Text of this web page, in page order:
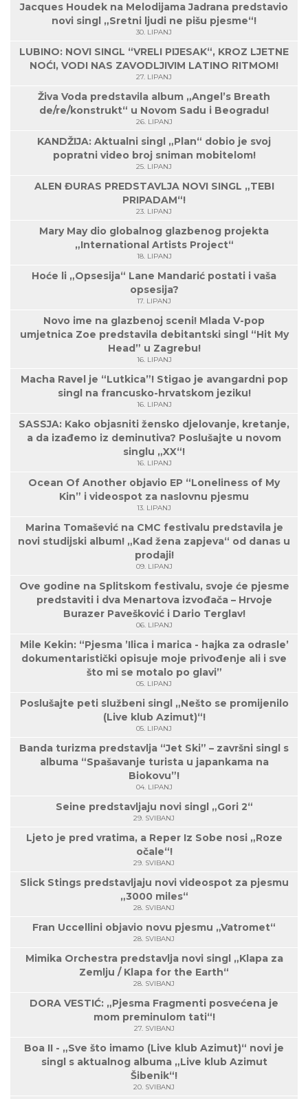
Jacques Houdek na Melodijama Jadrana predstavio
novi singl „Sretni ljudi ne pišu pjesme“!
30. LIPANJ
LUBINO: NOVI SINGL “VRELI PIJESAK“, KROZ LJETNE
NOĆI, VODI NAS ZAVODLJIVIM LATINO RITMOM!
27. LIPANJ
Živa Voda predstavila album „Angel’s Breath
de/re/konstrukt“ u Novom Sadu i Beogradu!
26. LIPANJ
KANDŽIJA: Aktualni singl „Plan“ dobio je svoj
popratni video broj sniman mobitelom!
25. LIPANJ
ALEN ĐURAS PREDSTAVLJA NOVI SINGL „TEBI
PRIPADAM“!
23. LIPANJ
Mary May dio globalnog glazbenog projekta
„International Artists Project“
18. LIPANJ
Hoće li „Opsesija“ Lane Mandarić postati i vaša
opsesija?
17. LIPANJ
Novo ime na glazbenoj sceni! Mlada V-pop
umjetnica Zoe predstavila debitantski singl “Hit My
Head” u Zagrebu!
16. LIPANJ
Macha Ravel je “Lutkica”! Stigao je avangardni pop
singl na francusko-hrvatskom jeziku!
16. LIPANJ
SASSJA: Kako objasniti žensko djelovanje, kretanje,
a da izađemo iz deminutiva? Poslušajte u novom
singlu „XX“!
16. LIPANJ
Ocean Of Another objavio EP “Loneliness of My
Kin” i videospot za naslovnu pjesmu
13. LIPANJ
Marina Tomašević na CMC festivalu predstavila je
novi studijski album! „Kad žena zapjeva“ od danas u
prodaji!
09. LIPANJ
Ove godine na Splitskom festivalu, svoje će pjesme
predstaviti i dva Menartova izvođača – Hrvoje
Burazer Pavešković i Dario Terglav!
06. LIPANJ
Mile Kekin: “Pjesma ’Ilica i marica - hajka za odrasle’
dokumentaristički opisuje moje privođenje ali i sve
što mi se motalo po glavi”
05. LIPANJ
Poslušajte peti službeni singl „Nešto se promijenilo
(Live klub Azimut)“!
05. LIPANJ
Banda turizma predstavlja “Jet Ski” – završni singl s
albuma “Spašavanje turista u japankama na
Biokovu”!
04. LIPANJ
Seine predstavljaju novi singl „Gori 2“
29. SVIBANJ
Ljeto je pred vratima, a Reper Iz Sobe nosi „Roze
očale“!
29. SVIBANJ
Slick Stings predstavljaju novi videospot za pjesmu
„3000 miles“
28. SVIBANJ
Fran Uccellini objavio novu pjesmu „Vatromet“
28. SVIBANJ
Mimika Orchestra predstavlja novi singl „Klapa za
Zemlju / Klapa for the Earth“
28. SVIBANJ
DORA VESTIĆ: „Pjesma Fragmenti posvećena je
mom preminulom tati“!
27. SVIBANJ
Boa II - „Sve što imamo (Live klub Azimut)“ novi je
singl s aktualnog albuma „Live klub Azimut
Šibenik“!
20. SVIBANJ